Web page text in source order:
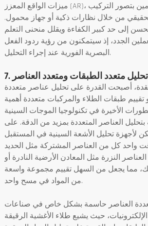
ميزات الواقع المعزز (AR)، مما يسمح للمستخدمين بتصور التركيب
من خلال نظارات ذكية أو جهاز محمول.
إلى حد كبير الكفاءة ويقلل منحنى التعلم
الجدد، إذ سيتمكنون من رؤية ردود الفعل
البصرية الفورية عند إجراء التحليل.
7. تحليل متعدد الطبقات ومتعدد العناصر
أصبحت القدرة على تحليل عناصر متعددة
طبقات الطلاء والمركبات متعددة أهمية
الأخيرة في تكنولوجيا الموجات السينية
بتحليل العناصر المتعددة بمزيد من الدقة. على
لأجهزة تحليل الأشعة السينية في المستقبل
كل من العناصر المشتركة مثل الحديد
النزرة مثل المعادن الأرضية النادرة أو
مما يجعل من السهل تقييم مجموعة واسعة
من المواد في مسح واحد.
العناصر حاسمة بشكل خاص في صناعات
حيث يشيع طلاء الأغشية الرقيقة